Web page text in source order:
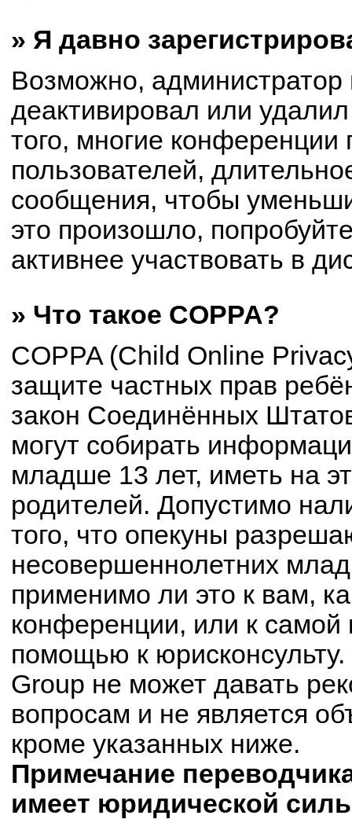
» Я давно
Возможно, администратор
деактивировал или
того, многие конференции
пользователей,
сообщения, чтобы
это произошло,
активнее участвовать в
» Что такое COPPA?
COPPA (Child Online
защите частных прав
закон Соединённых
могут собирать
младше 13 лет, иметь на
родителей. Допустимо
того, что опекуны
несовершеннолетних
применимо ли это к вам,
конференции, или к самой
помощью к
Group не может давать
вопросам и не является
кроме указанных ниже.
Примечание
имеет юридической